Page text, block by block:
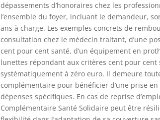
dépassements d’honoraires chez les
l’ensemble du foyer, incluant le demandeur,
ans à charge. Les exemples concrets de
consultation chez le médecin traitant, d’une
cent pour cent santé, d’un équipement en
lunettes répondant aux critères cent pour cent
systématiquement à zéro euro. Il demeure
complémentaire pour bénéficier d’une prise
dépenses spécifiques. En cas de reprise
Complémentaire Santé Solidaire peut être